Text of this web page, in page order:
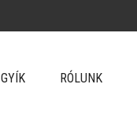
GYÍK RÓLUNK